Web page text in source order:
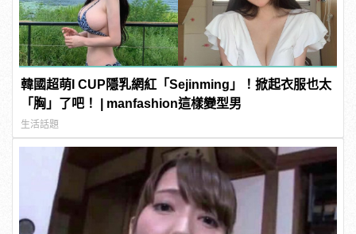
韓國超萌I CUP隱乳網紅「Sejinming」！掀起衣服也太
「胸」了吧！ | manfashion這樣變型男
生活話題